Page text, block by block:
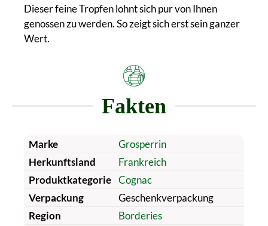
Dieser feine Tropfen lohnt sich pur von Ihnen
genossen zu werden. So zeigt sich erst sein ganzer
Wert.
Fakten
Marke
Grosperrin
Herkunftsland
Frankreich
Produktkategorie Cognac
Verpackung
Geschenkverpackung
Region
Borderies